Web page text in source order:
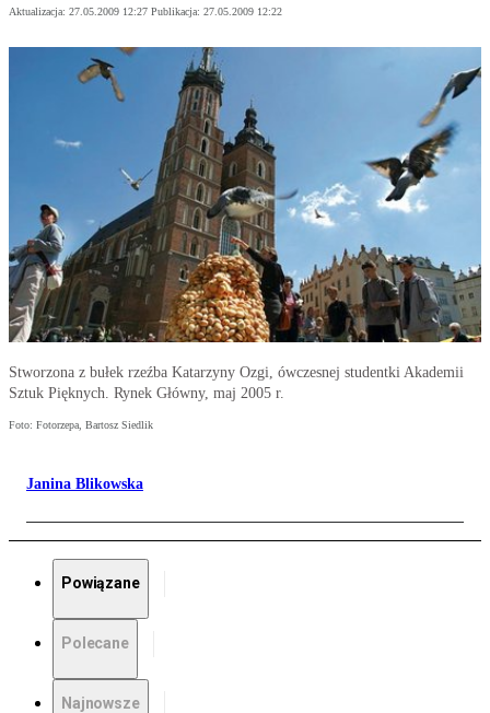
Aktualizacja: 27.05.2009 12:27 Publikacja: 27.05.2009 12:22
Stworzona z bułek rzeźba Katarzyny Ozgi, ówczesnej studentki Akademii
Sztuk Pięknych. Rynek Główny, maj 2005 r.
Foto: Fotorzepa, Bartosz Siedlik
Janina Blikowska
Powiązane
Polecane
Najnowsze